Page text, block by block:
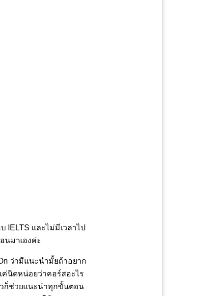
IELTS และไม่มีเวลาไป
นมาเองค่ะ
ว่ามีแนะนำมั้ยถ้าอยาก
นิดหน่อยว่าคอร์สอะไร
วก็ช่วยแนะนำทุกขั้นตอน